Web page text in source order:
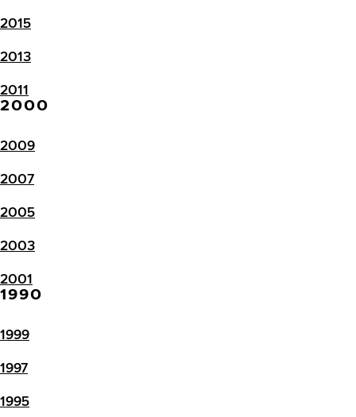
2015
2013
2011
2000
2009
2007
2005
2003
2001
1990
1999
1997
1995